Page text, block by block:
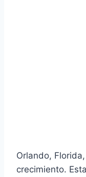
Orlando,
crecimiento.